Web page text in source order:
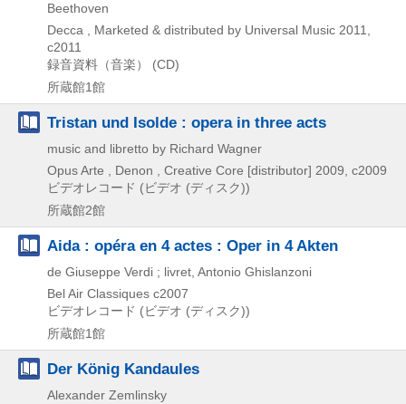
Beethoven
Decca , Marketed & distributed by Universal Music 2011,
c2011
録音資料（音楽） (CD)
所蔵館1館
Tristan und Isolde : opera in three acts
music and libretto by Richard Wagner
Opus Arte , Denon , Creative Core [distributor] 2009, c2009
ビデオレコード (ビデオ (ディスク))
所蔵館2館
Aida : opéra en 4 actes : Oper in 4 Akten
de Giuseppe Verdi ; livret, Antonio Ghislanzoni
Bel Air Classiques c2007
ビデオレコード (ビデオ (ディスク))
所蔵館1館
Der König Kandaules
Alexander Zemlinsky